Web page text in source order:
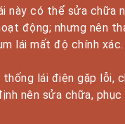
này có thể sửa chữa
động; nhưng nên
lái mất độ chính xác.
thống lái điện gặp lỗi,
nên sửa chữa,